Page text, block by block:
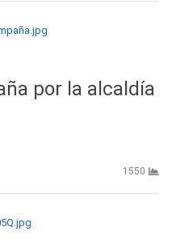
por la alcaldía
1550